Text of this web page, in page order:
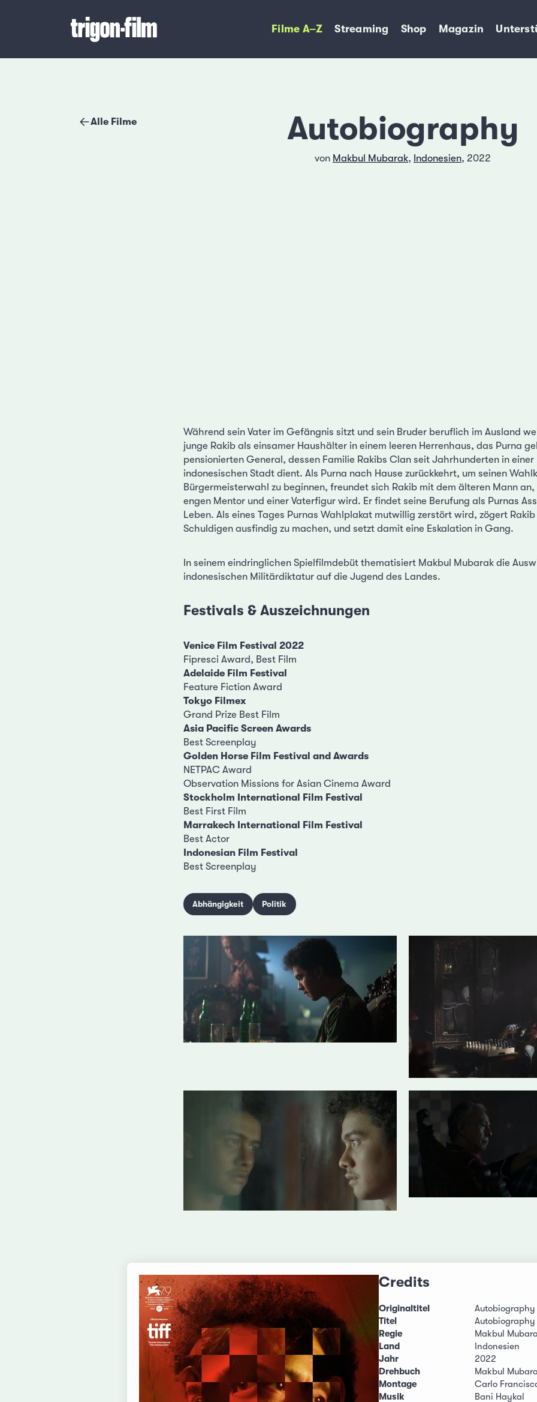
Filme A–Z Streaming Shop Magazin
Alle Filme Autobiography
von Makbul Mubarak, Indonesien, 2022
Während sein Vater im Gefängnis sitzt und sein Bruder beruflich im Ausland
junge Rakib als einsamer Haushälter in einem leeren Herrenhaus, das Purna
pensionierten General, dessen Familie Rakibs Clan seit Jahrhunderten in
indonesischen Stadt dient. Als Purna nach Hause zurückkehrt, um seinen
Bürgermeisterwahl zu beginnen, freundet sich Rakib mit dem älteren Mann an,
engen Mentor und einer Vaterfigur wird. Er findet seine Berufung als Purnas
Leben. Als eines Tages Purnas Wahlplakat mutwillig zerstört wird, zögert
Schuldigen ausfindig zu machen, und setzt damit eine Eskalation in Gang.
In seinem eindringlichen Spielfilmdebüt thematisiert Makbul Mubarak die
indonesischen Militärdiktatur auf die Jugend des Landes.
Festivals & Auszeichnungen
Venice Film Festival 2022
Fipresci Award, Best Film
Adelaide Film Festival
Feature Fiction Award
Tokyo Filmex
Grand Prize Best Film
Asia Pacific Screen Awards
Best Screenplay
Golden Horse Film Festival and Awards
NETPAC Award
Observation Missions for Asian Cinema Award
Stockholm International Film Festival
Best First Film
Marrakech International Film Festival
Best Actor
Indonesian Film Festival
Best Screenplay
Abhängigkeit Politik
Credits
Originaltitel
Autobiography
Titel
Autobiography
Regie
Makbul
Land
Indonesien
Jahr
2022
Drehbuch
Makbul
Montage
Carlo
Musik
Bani Haykal